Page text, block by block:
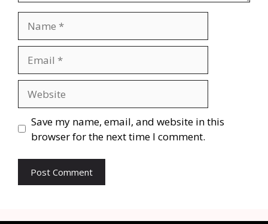
Save my name, email, and website in this
browser for the next time I comment.